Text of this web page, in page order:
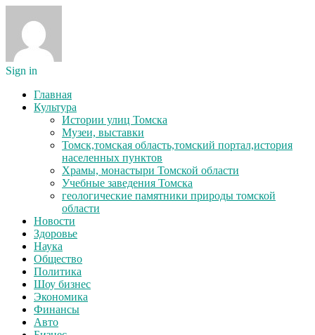
Sign in
Главная
Культура
Истории улиц Томска
Музеи, выставки
Томск,томская область,томский портал,история
населенных пунктов
Храмы, монастыри Томской области
Учебные заведения Томска
геологические памятники природы томской
области
Новости
Здоровье
Наука
Общество
Политика
Шоу бизнес
Экономика
Финансы
Авто